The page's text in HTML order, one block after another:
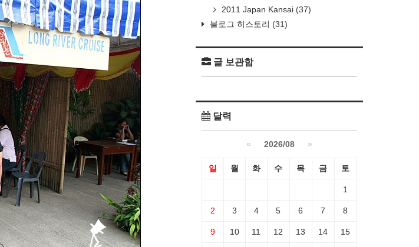
2011 Japan Kansai (37)
블로그 히스토리 (31)
글 보관함
달력
« 2026/08 »
일 월 화 수 목 금 토
1
2 3 4 5 6 7 8
9 10 11 12 13 14 15